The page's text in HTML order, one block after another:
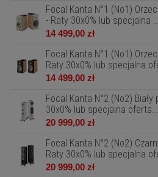
Focal Kanta N°1 (No1)
- Raty 30x0% lub specjalna
14 499,00 zł
Focal Kanta N°1 (No1)
Raty 30x0% lub specjalna
14 499,00 zł
Focal Kanta N°2 (No2) Biały
30x0% lub specjalna oferta...
20 999,00 zł
Focal Kanta N°2 (No2)
Raty 30x0% lub specjalna
20 999,00 zł